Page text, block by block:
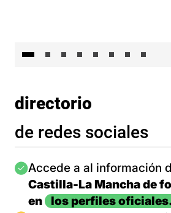
directorio
de redes sociales
Imagen
Accede a al información
Castilla-La Mancha de
en
los perfiles